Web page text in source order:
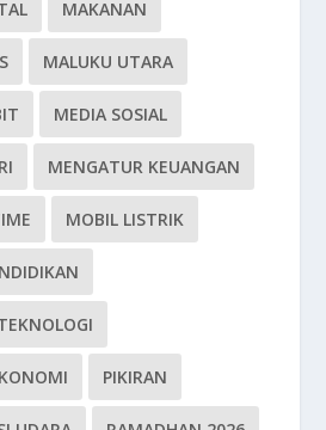
MAKANAN
MALUKU UTARA
MEDIA SOSIAL
MENGATUR KEUANGAN
MOBIL LISTRIK
PIKIRAN